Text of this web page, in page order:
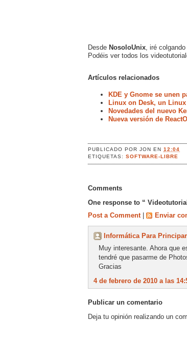
Desde NosoloUnix , iré
Podéis ver todos los
Artículos relacionados
KDE y Gnome se unen
Linux on Desk, un
Novedades del nuevo
Nueva versión de
PUBLICADO PORJONEN12:04
ETIQUETAS:SOFTWARE-LIBRE
Comments
One response to “
Post a Comment
Enviar
Informática Para
Muy interesante. Ahora que
tendré que pasarme de
Gracias
4 de febrero de 2010 a las
Publicar un comentario
Deja tu opinión realizando un